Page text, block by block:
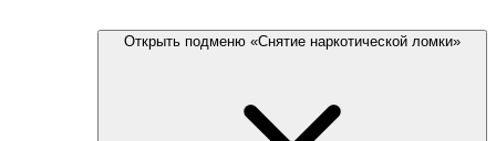
Открыть подменю «Снятие наркотической ломки»